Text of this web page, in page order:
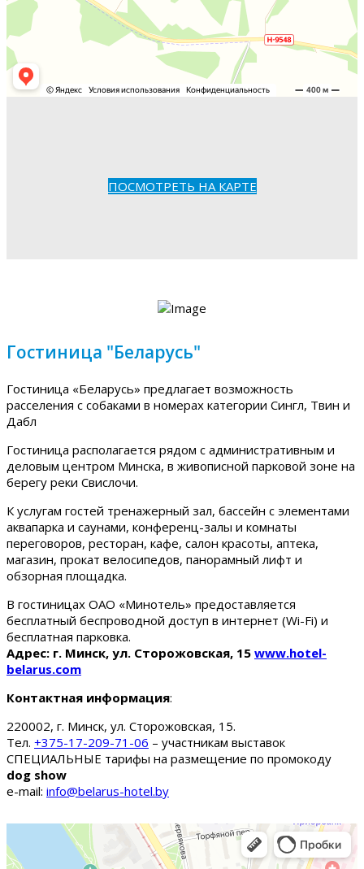
ПОСМОТРЕТЬ НА КАРТЕ
Гостиница "Беларусь"
Гостиница «Беларусь» предлагает возможность
расселения с собаками в номерах категории Сингл, Твин и
Дабл
Гостиница располагается рядом с административным и
деловым центром Минска, в живописной парковой зоне на
берегу реки Свислочи.
К услугам гостей тренажерный зал, бассейн с элементами
аквапарка и саунами, конференц-залы и комнаты
переговоров, ресторан, кафе, салон красоты, аптека,
магазин, прокат велосипедов, панорамный лифт и
обзорная площадка.
В гостиницах ОАО «Минотель» предоставляется
бесплатный беспроводной доступ в интернет (Wi-Fi) и
бесплатная парковка.
Адрес: г. Минск, ул. Сторожовская, 15 www.hotel-
belarus.com
Контактная информация:
220002, г. Минск, ул. Сторожовская, 15.
Тел. +375-17-209-71-06 – участникам выставок
СПЕЦИАЛЬНЫЕ тарифы на размещение по промокоду
dog show
e-mail: info@belarus-hotel.by